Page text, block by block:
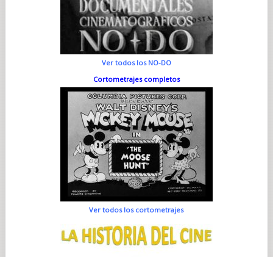
Ver todos los NO-DO
Cortometrajes completos
Ver todos los cortometrajes